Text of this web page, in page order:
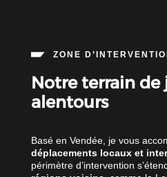
ZONE
Notre terrain de
alentours
Basé en Vendée, je vous
déplacements locaux et
périmètre d’intervention